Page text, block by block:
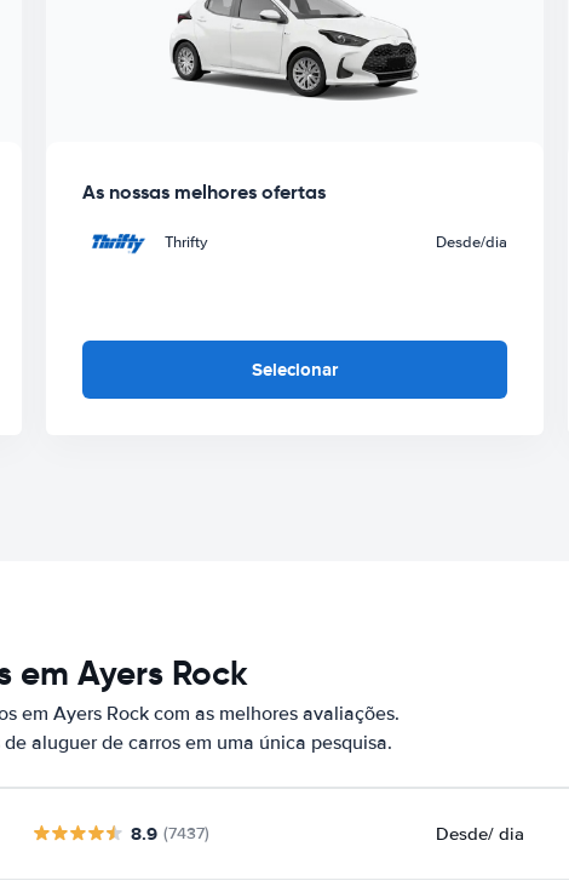
As nossas melhores ofertas
Thrifty Desde/dia
Selecionar
em Ayers Rock
em Ayers Rock com as melhores avaliações.
aluguer de carros em uma única pesquisa.
8.9 (7437) Desde/ dia